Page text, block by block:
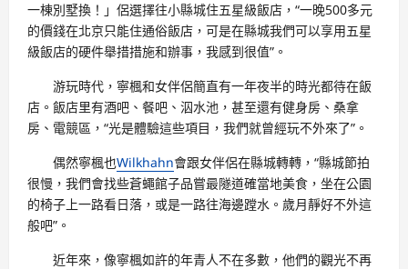
一棟別墅換！」侶選擇往小縣城住五星級飯店，“一晚500多元
的價錢在北京只能住通俗飯店，可是在縣城我們可以享用五星
級飯店的硬件舉措措施和辦事，我感到很值”。
游玩時代，寧楓和女伴侶簡直有一年夜半的時光都待在飯
店。飯店里有酒吧、餐吧、泅水池，甚至還有健身房、桑拿
房、電競區，“光是體驗這些項目，我們就曾經玩不外來了”。
偶然寧楓也Wilkhahn會跟女伴侶在縣城轉轉，“縣城節拍
很慢，我們會找些蒼蠅館子品嘗最隧道確當地美食，坐在公園
的椅子上一路看日落，或是一路往海邊蹚水。歲月靜好不外這
般吧”。
近年來，像寧楓如許的年青人不在多數，他們的觀光不再